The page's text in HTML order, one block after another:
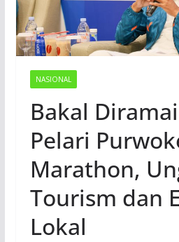
NASIONAL
Bakal
Pelari
Marathon,
Tourism dan
Lokal